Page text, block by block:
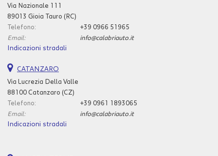
Via Nazionale 111
89013 Gioia Tauro (RC)
Telefono:
+39 0966 51965
Email:
info@calabriauto.it
Indicazioni stradali
CATANZARO
Via Lucrezia Della Valle
88100 Catanzaro (CZ)
Telefono:
+39 0961 1893065
Email:
info@calabriauto.it
Indicazioni stradali